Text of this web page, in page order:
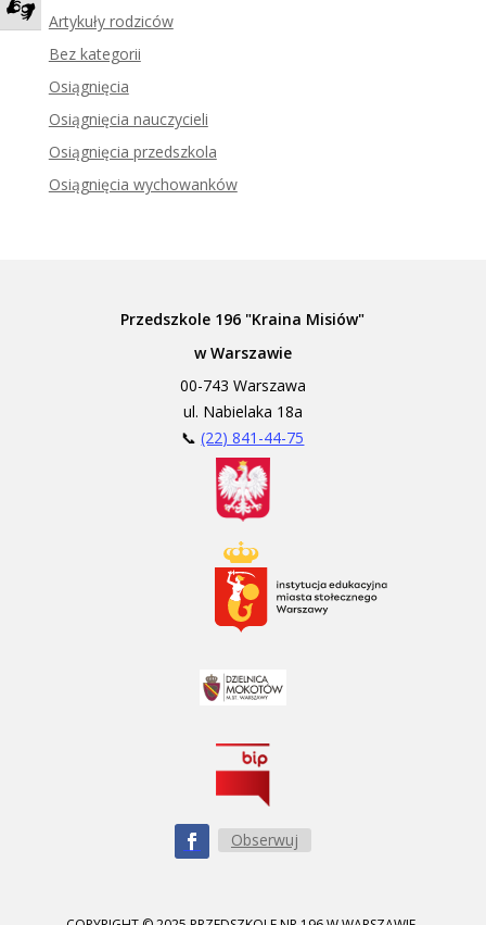
Zadzwoń do tłumacza języka migowego
Artykuły rodziców
Bez kategorii
Osiągnięcia
Osiągnięcia nauczycieli
Osiągnięcia przedszkola
Osiągnięcia wychowanków
Przedszkole 196 "Kraina Misiów"
w Warszawie
00-743 Warszawa
ul. Nabielaka 18a
📞(22) 841-44-75
Obserwuj